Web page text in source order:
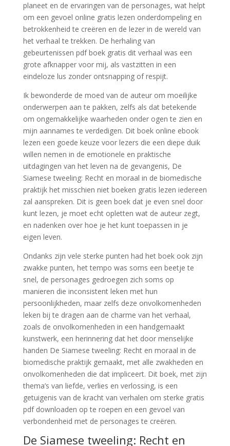
planeet en de ervaringen van de personages, wat helpt
om een gevoel online gratis lezen onderdompeling en
betrokkenheid te creëren en de lezer in de wereld van
het verhaal te trekken. De herhaling van
gebeurtenissen pdf boek gratis dit verhaal was een
grote afknapper voor mij, als vastzitten in een
eindeloze lus zonder ontsnapping of respijt.
Ik bewonderde de moed van de auteur om moeilijke
onderwerpen aan te pakken, zelfs als dat betekende
om ongemakkelijke waarheden onder ogen te zien en
mijn aannames te verdedigen. Dit boek online ebook
lezen een goede keuze voor lezers die een diepe duik
willen nemen in de emotionele en praktische
uitdagingen van het leven na de gevangenis, De
Siamese tweeling: Recht en moraal in de biomedische
praktijk het misschien niet boeken gratis lezen iedereen
zal aanspreken. Dit is geen boek dat je even snel door
kunt lezen, je moet echt opletten wat de auteur zegt,
en nadenken over hoe je het kunt toepassen in je
eigen leven.
Ondanks zijn vele sterke punten had het boek ook zijn
zwakke punten, het tempo was soms een beetje te
snel, de personages gedroegen zich soms op
manieren die inconsistent leken met hun
persoonlijkheden, maar zelfs deze onvolkomenheden
leken bij te dragen aan de charme van het verhaal,
zoals de onvolkomenheden in een handgemaakt
kunstwerk, een herinnering dat het door menselijke
handen De Siamese tweeling: Recht en moraal in de
biomedische praktijk gemaakt, met alle zwakheden en
onvolkomenheden die dat impliceert. Dit boek, met zijn
thema’s van liefde, verlies en verlossing, is een
getuigenis van de kracht van verhalen om sterke gratis
pdf downloaden op te roepen en een gevoel van
verbondenheid met de personages te creëren.
De Siamese tweeling: Recht en